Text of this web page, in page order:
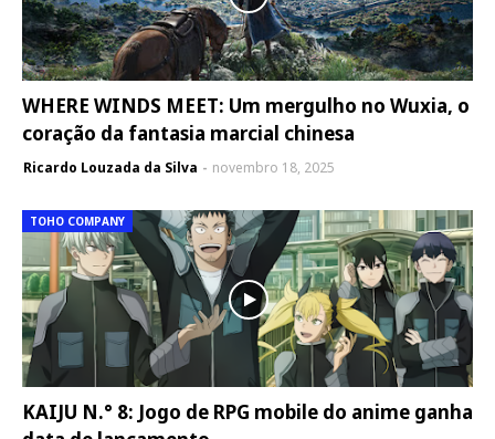
WHERE WINDS MEET: Um mergulho no Wuxia, o
coração da fantasia marcial chinesa
Ricardo Louzada da Silva novembro 18, 2025
TOHO COMPANY
KAIJU N.° 8: Jogo de RPG mobile do anime ganha